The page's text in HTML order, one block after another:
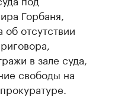
Горбаня,
отсутствии
в зале суда,
свободы на